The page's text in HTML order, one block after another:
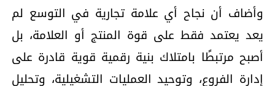
وأضاف أن نجاح أي علامة تجارية في التوسع لم
يعد يعتمد فقط على قوة المنتج أو العلامة، بل
أصبح مرتبطًا بامتلاك بنية رقمية قوية قادرة على
إدارة الفروع، وتوحيد العمليات التشغيلية، وتحليل